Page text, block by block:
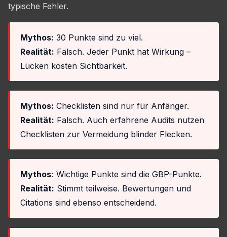
typische Fehler.
Mythos: 30 Punkte sind zu viel.
Realität: Falsch. Jeder Punkt hat Wirkung –
Lücken kosten Sichtbarkeit.
Mythos: Checklisten sind nur für Anfänger.
Realität: Falsch. Auch erfahrene Audits nutzen
Checklisten zur Vermeidung blinder Flecken.
Mythos: Wichtige Punkte sind die GBP-Punkte.
Realität: Stimmt teilweise. Bewertungen und
Citations sind ebenso entscheidend.